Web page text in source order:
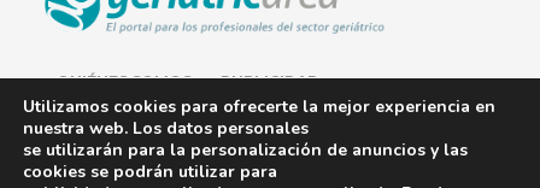
QUIÉNES SOMOS PUBLICIDAD
AVISO LEGAL
POLÍTICA DE COOKIES
Utilizamos cookies para ofrecerte la mejor experiencia en
nuestra web. Los datos personales
se utilizarán para la personalización de anuncios y las
cookies se podrán utilizar para